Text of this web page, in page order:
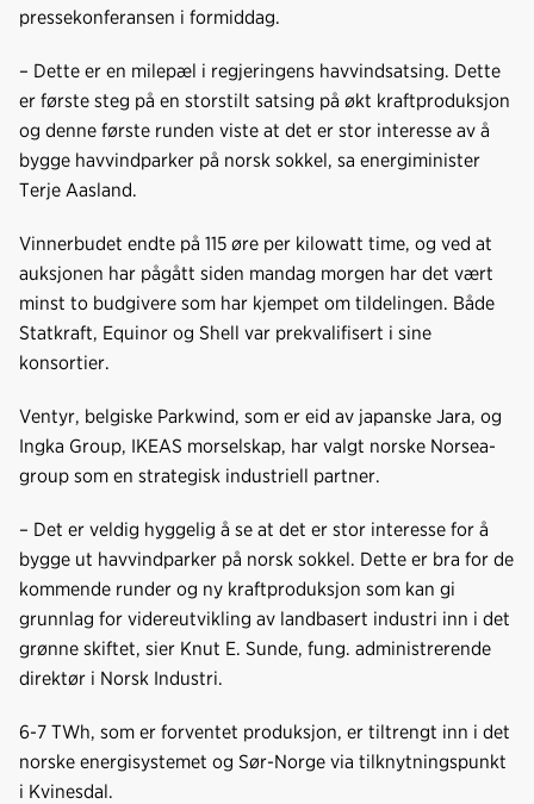
k
n
pressekonferansen i formiddag.
– Dette er en milepæl i regjeringens havvindsatsing. Dette
er første steg på en storstilt satsing på økt kraftproduksjon
og denne første runden viste at det er stor interesse av å
bygge havvindparker på norsk sokkel, sa energiminister
Terje Aasland.
Vinnerbudet endte på 115 øre per kilowatt time, og ved at
auksjonen har pågått siden mandag morgen har det vært
minst to budgivere som har kjempet om tildelingen. Både
Statkraft, Equinor og Shell var prekvalifisert i sine
konsortier.
Ventyr, belgiske Parkwind, som er eid av japanske Jara, og
Ingka Group, IKEAS morselskap, har valgt norske Norsea-
group som en strategisk industriell partner.
– Det er veldig hyggelig å se at det er stor interesse for å
bygge ut havvindparker på norsk sokkel. Dette er bra for de
kommende runder og ny kraftproduksjon som kan gi
grunnlag for videreutvikling av landbasert industri inn i det
grønne skiftet, sier Knut E. Sunde, fung. administrerende
direktør i Norsk Industri.
6-7 TWh, som er forventet produksjon, er tiltrengt inn i det
norske energisystemet og Sør-Norge via tilknytningspunkt
i Kvinesdal.